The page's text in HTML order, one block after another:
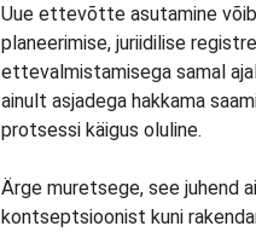
Uue ettevõtte asutamine
planeerimise, juriidilise
ettevalmistamisega samal
ainult asjadega hakkama
protsessi käigus oluline.
Ärge muretsege, see juhend
kontseptsioonist kuni